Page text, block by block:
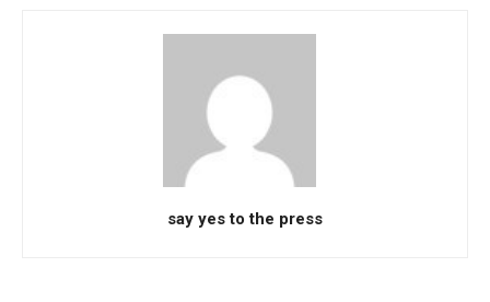
say yes to the press